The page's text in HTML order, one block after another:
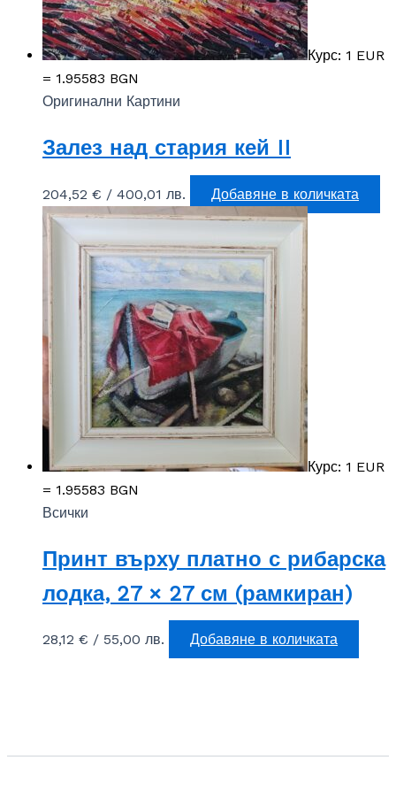
Курс: 1 EUR
= 1.95583 BGN
Оригинални Картини
Залез над стария кей II
204,52 € / 400,01 лв. Добавяне в количката
Курс: 1 EUR
= 1.95583 BGN
Всички
Принт върху платно с рибарска
лодка, 27 × 27 см (рамкиран)
28,12 € / 55,00 лв. Добавяне в количката